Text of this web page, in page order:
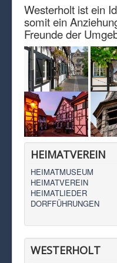
Westerholt ist ein
somit ein
Freunde der
HEIMATVEREIN
HEIMATMUSEUM
HEIMATVEREIN
HEIMATLIEDER
DORFFÜHRUNGEN
WESTERHOLT